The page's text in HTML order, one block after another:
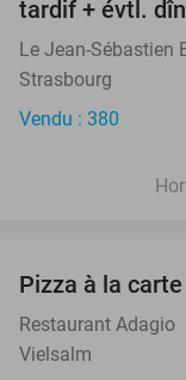
tardif + évtl.
Le Jean-Sébastien
Strasbourg
Vendu : 380
Pizza à la
Restaurant Adagio
Vielsalm